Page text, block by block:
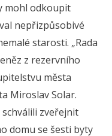
mohl odkoupit
nepřizpůsobivé
starosti. „Rada
z rezervního
města
Miroslav Solar.
zveřejnit
domu se šesti byty